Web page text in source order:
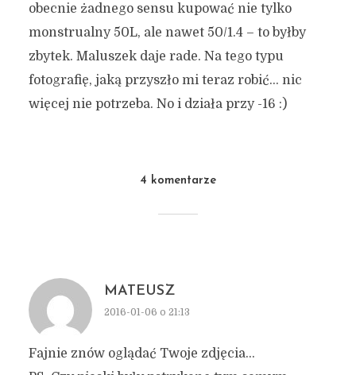
obecnie żadnego sensu kupować nie tylko
monstrualny 50L, ale nawet 50/1.4 – to byłby
zbytek. Maluszek daje rade. Na tego typu
fotografię, jaką przyszło mi teraz robić… nic
więcej nie potrzeba. No i działa przy -16 :)
4 komentarze
MATEUSZ
2016-01-06 o 21:13
Fajnie znów oglądać Twoje zdjęcia…